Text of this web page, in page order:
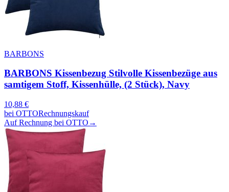
BARBONS
BARBONS Kissenbezug Stilvolle Kissenbezüge aus
samtigem Stoff, Kissenhülle, (2 Stück), Navy
10,88 €
bei OTTORechnungskauf
Auf Rechnung bei OTTO →